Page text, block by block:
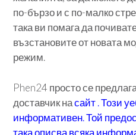
по-бързо и с по-малко
така ви помага да
възстановите от новата
режим.
Phen24 просто се
доставчик насайт. Този
информативен. Той
така описва всяка